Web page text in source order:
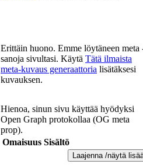
Erittäin huono. Emme löytäneen meta
sanoja sivultasi. Käytä Tätä ilmaista
meta-kuvaus generaattoria lisätäksesi
kuvauksen.
Hienoa, sinun sivu käyttää hyödyksi
Open Graph protokollaa (OG meta
prop).
Omaisuus Sisältö
Laajenna /näytä